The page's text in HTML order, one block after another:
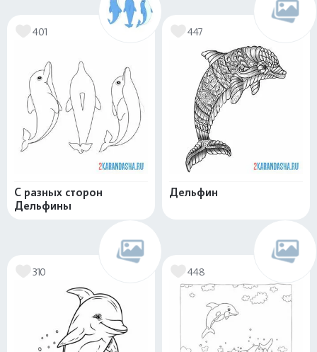
401
С разных сторон
Дельфины
447
Дельфин
310 448